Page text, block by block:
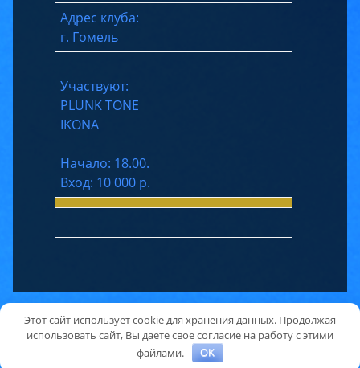
Адрес клуба:
г. Гомель
Участвуют:
PLUNK TONE
IKONA
Начало: 18.00.
Вход: 10 000 р.
Footer
Plunk Tone
Этот сайт использует cookie для хранения данных. Продолжая
использовать сайт, Вы даете свое согласие на работу с этими
файлами.
OK